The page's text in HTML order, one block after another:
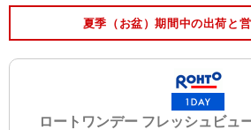
夏季（お盆）期間中の出荷と
ロートワンデー フレッシュビュ